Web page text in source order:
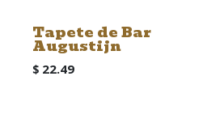
Tapete de Bar
Augustijn
$ 22.49